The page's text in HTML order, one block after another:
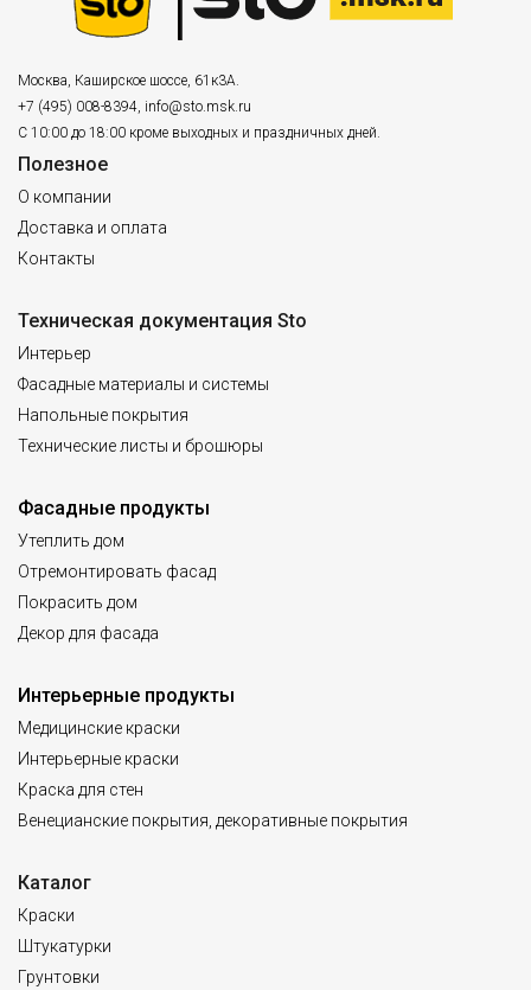
Москва, Каширское шоссе, 61к3А.
+7 (495) 008-8394, info@sto.msk.ru
С 10:00 до 18:00 кроме выходных и праздничных дней.
Полезное
О компании
Доставка и оплата
Контакты
Техническая документация Sto
Интерьер
Фасадные материалы и системы
Напольные покрытия
Технические листы и брошюры
Фасадные продукты
Утеплить дом
Отремонтировать фасад
Покрасить дом
Декор для фасада
Интерьерные продукты
Медицинские краски
Интерьерные краски
Краска для стен
Венецианские покрытия, декоративные покрытия
Каталог
Краски
Штукатурки
Грунтовки